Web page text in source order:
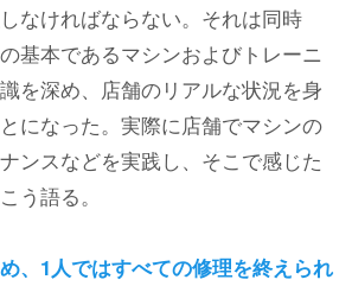
なければならない。それは同時
基本であるマシンおよびトレーニ
を深め、店舗のリアルな状況を身
になった。実際に店舗でマシンの
ンスなどを実践し、そこで感じた
う語る。
、1人ではすべての修理を終えられ